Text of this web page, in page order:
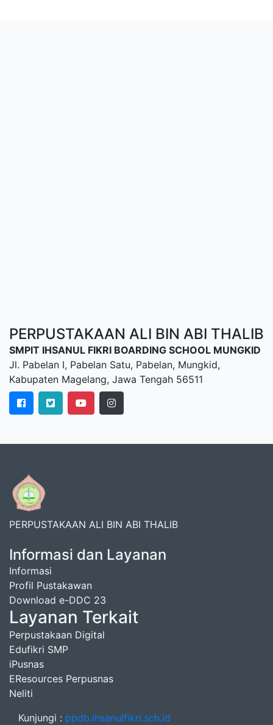
PERPUSTAKAAN ALI BIN ABI THALIB
SMPIT IHSANUL FIKRI BOARDING SCHOOL MUNGKID
Jl. Pabelan I, Pabelan Satu, Pabelan, Mungkid,
Kabupaten Magelang, Jawa Tengah 56511
PERPUSTAKAAN ALI BIN ABI THALIB
Informasi dan Layanan
Informasi
Profil Pustakawan
Download e-DDC 23
Layanan Terkait
Perpustakaan Digital
Edufikri SMP
iPusnas
EResources Perpusnas
Neliti
Kunjungi : ppdb.ihsanulfikri.sch.id